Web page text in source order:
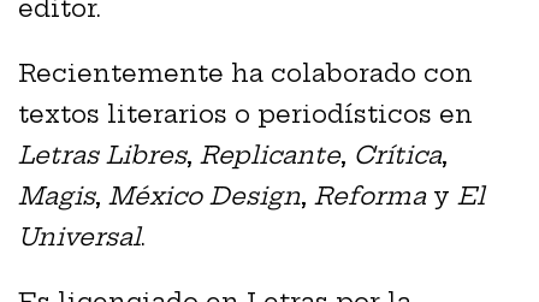
editor.
Recientemente ha colaborado con
textos literarios o periodísticos en
Letras Libres, Replicante, Crítica,
Magis, México Design, Reformay El
Universal.